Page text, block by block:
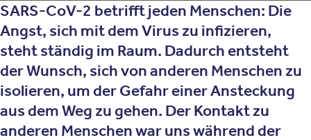
SARS-CoV-2 betrifft jeden Menschen: Die
Angst, sich mit dem Virus zu infizieren,
steht ständig im Raum. Dadurch entsteht
der Wunsch, sich von anderen Menschen zu
isolieren, um der Gefahr einer Ansteckung
aus dem Weg zu gehen. Der Kontakt zu
anderen Menschen war uns während der